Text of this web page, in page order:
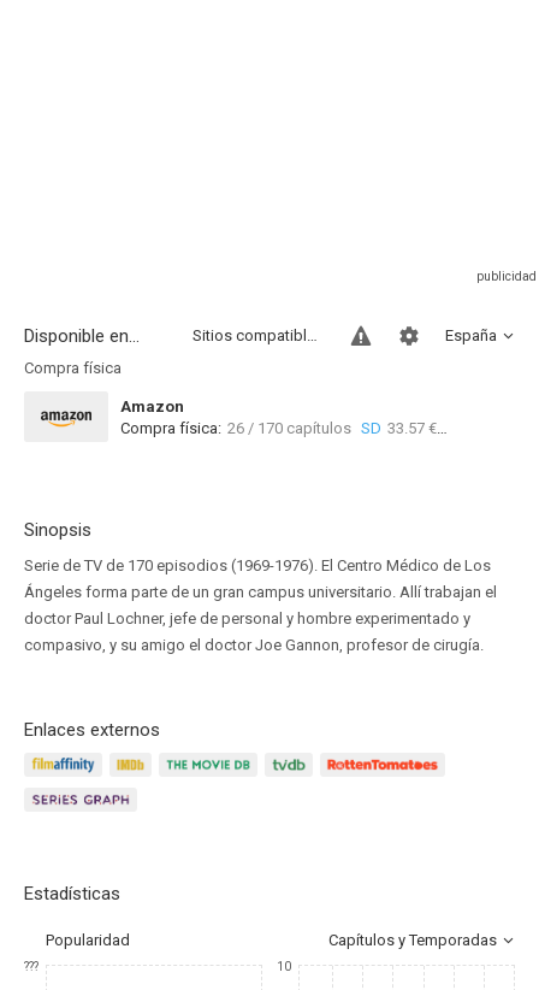
Disponible en... España
Sitios compatibles
Compra física
Amazon
Compra física: 26 / 170 capítulos SD 33.57 €
Sinopsis
Serie de TV de 170 episodios (1969-1976). El Centro Médico de Los
Ángeles forma parte de un gran campus universitario. Allí trabajan el
doctor Paul Lochner, jefe de personal y hombre experimentado y
compasivo, y su amigo el doctor Joe Gannon, profesor de cirugía.
Enlaces externos
Estadísticas
Popularidad Capítulos y Temporadas
??? 10